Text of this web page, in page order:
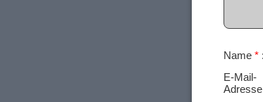
Name *
E-Mail-
Adresse